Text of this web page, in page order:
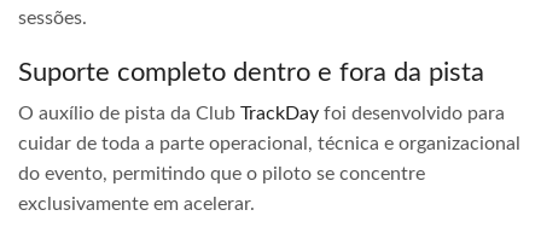
sessões.
Suporte completo dentro e fora da pista
O auxílio de pista da Club TrackDay foi desenvolvido para
cuidar de toda a parte operacional, técnica e organizacional
do evento, permitindo que o piloto se concentre
exclusivamente em acelerar.